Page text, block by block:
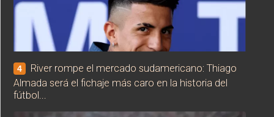
4
River rompe el mercado sudamericano: Thiago
Almada será el fichaje más caro en la historia del
fútbol...